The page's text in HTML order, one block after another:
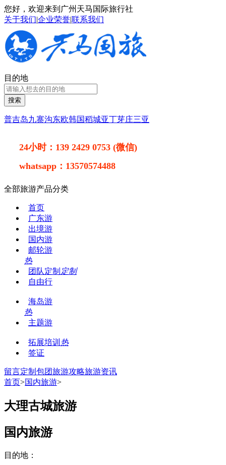
您好，欢迎来到广州天马国际旅行社
关于我们|企业荣誉|联系我们
目的地
搜索
普吉岛九寨沟东欧韩国稻城亚丁芽庄三亚
24小时： 139 2429 0753 (微信)
whatsapp： 13570574488
全部旅游产品分类
首页
广东游
出境游
国内游
邮轮游
热
团队定制 定制
自由行
海岛游
热
主题游
拓展培训 热
签证
留言定制包团旅游攻略旅游资讯
首页>国内旅游>
大理古城旅游
国内旅游
目的地：